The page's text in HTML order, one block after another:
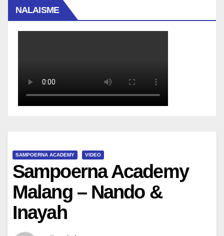
NALAISME
SAMPOERNA ACADEMY VIDEO
Sampoerna Academy
Malang – Nando &
Inayah